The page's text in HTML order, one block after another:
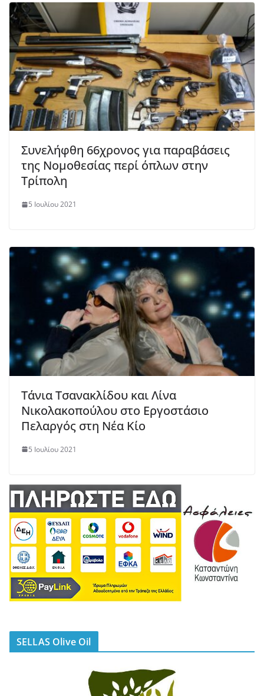
Συνελήφθη 66χρονος για παραβάσεις
της Νομοθεσίας περί όπλων στην
Τρίπολη
5 Ιουλίου 2021
Τάνια Τσανακλίδου και Λίνα
Νικολακοπούλου στο Εργοστάσιο
Πελαργός στη Νέα Κίο
5 Ιουλίου 2021
SELLAS Olive Oil